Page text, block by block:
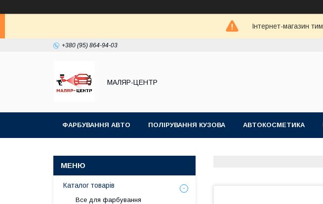
Інтернет-магазин
+380 (95) 864-94-03
МАЛЯР-ЦЕНТР
ФАРБУВАННЯ АВТО ПОЛІРУВАННЯ КУЗОВА АВТОКОСМЕТИКА
Каталог товарів
Все для фарбування